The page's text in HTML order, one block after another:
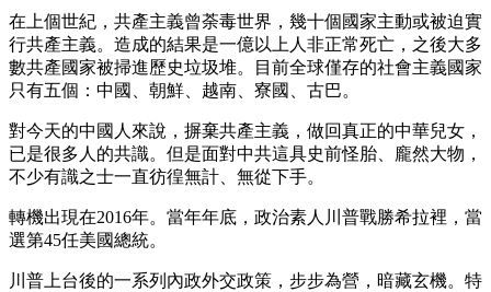
在上個世紀，共產主義曾荼毒世界，幾十個國家主動或被迫實
行共產主義。造成的結果是一億以上人非正常死亡，之後大多
數共產國家被掃進歷史垃圾堆。目前全球僅存的社會主義國家
只有五個：中國、朝鮮、越南、寮國、古巴。
對今天的中國人來說，摒棄共產主義，做回真正的中華兒女，
已是很多人的共識。但是面對中共這具史前怪胎、龐然大物，
不少有識之士一直彷徨無計、無從下手。
轉機出現在2016年。當年年底，政治素人川普戰勝希拉裡，當
選第45任美國總統。
川普上台後的一系列內政外交政策，步步為營，暗藏玄機。特